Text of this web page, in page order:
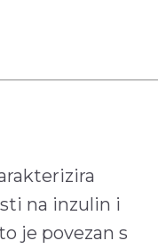
na inzulin i
je povezan s